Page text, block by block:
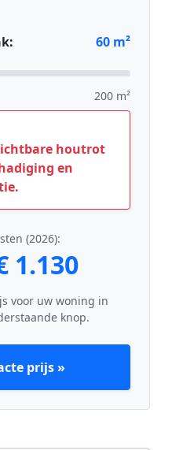
60 m²
200 m²
houtrot
en
(2026):
1.130
voor uw woning in
knop.
prijs »